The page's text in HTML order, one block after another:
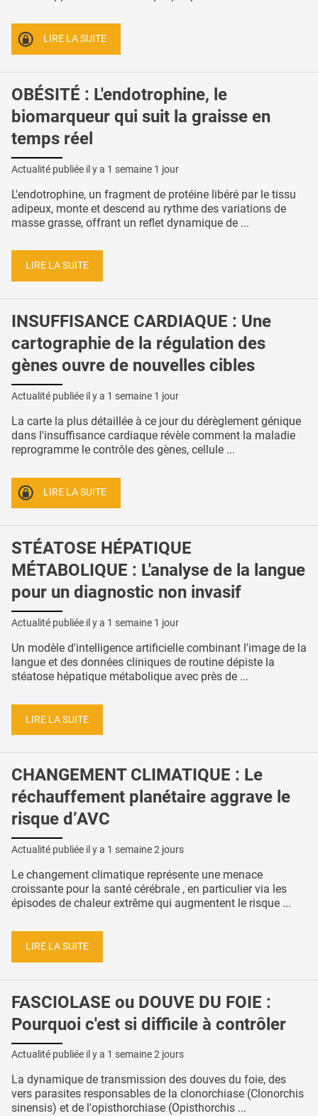
LIRE LA SUITE
OBÉSITÉ : L'endotrophine, le
biomarqueur qui suit la graisse en
temps réel
Actualité publiée il y a 1 semaine 1 jour
L'endotrophine, un fragment de protéine libéré par le tissu
adipeux, monte et descend au rythme des variations de
masse grasse, offrant un reflet dynamique de ...
LIRE LA SUITE
INSUFFISANCE CARDIAQUE : Une
cartographie de la régulation des
gènes ouvre de nouvelles cibles
Actualité publiée il y a 1 semaine 1 jour
La carte la plus détaillée à ce jour du dérèglement génique
dans l'insuffisance cardiaque révèle comment la maladie
reprogramme le contrôle des gènes, cellule ...
LIRE LA SUITE
STÉATOSE HÉPATIQUE
MÉTABOLIQUE : L'analyse de la langue
pour un diagnostic non invasif
Actualité publiée il y a 1 semaine 1 jour
Un modèle d'intelligence artificielle combinant l'image de la
langue et des données cliniques de routine dépiste la
stéatose hépatique métabolique avec près de ...
LIRE LA SUITE
CHANGEMENT CLIMATIQUE : Le
réchauffement planétaire aggrave le
risque d’AVC
Actualité publiée il y a 1 semaine 2 jours
Le changement climatique représente une menace
croissante pour la santé cérébrale , en particulier via les
épisodes de chaleur extrême qui augmentent le risque ...
LIRE LA SUITE
FASCIOLASE ou DOUVE DU FOIE :
Pourquoi c'est si difficile à contrôler
Actualité publiée il y a 1 semaine 2 jours
La dynamique de transmission des douves du foie, des
vers parasites responsables de la clonorchiase (Clonorchis
sinensis) et de l'opisthorchiase (Opisthorchis ...